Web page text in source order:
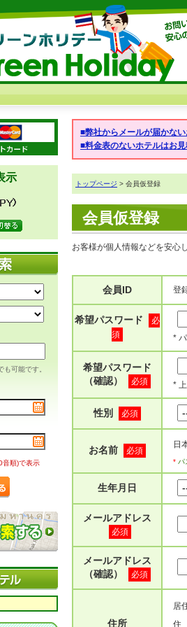
示
可能です。
音順)で表示
■弊社からメールが届かな
■料金表のないホテルはお
トップページ > 会員仮登録
会員仮登録
お客様が個人情報などを安心
会員ID 登
希望パスワード
必
須
*
希望パスワード
（確認）
必須 *
性別 必須
お名前 必須
日
* パ
生年月日
メールアドレス
必須
メールアドレス
（確認）
必須
住所
居